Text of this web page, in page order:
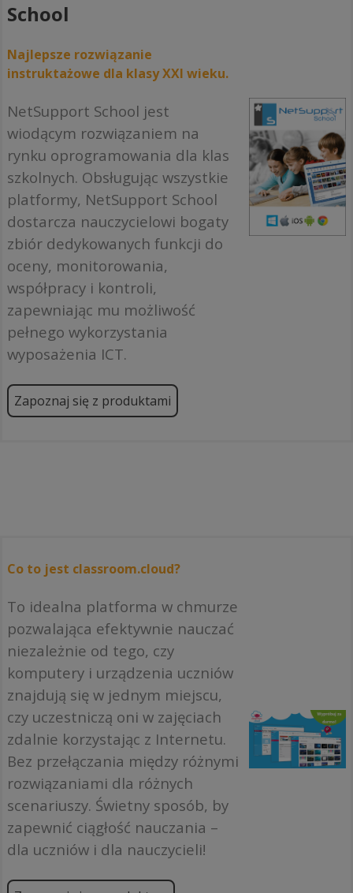
School
Najlepsze rozwiązanie
instruktażowe dla klasy XXI wieku.
NetSupport School jest
wiodącym rozwiązaniem na
rynku oprogramowania dla klas
szkolnych. Obsługując wszystkie
platformy, NetSupport School
dostarcza nauczycielowi bogaty
zbiór dedykowanych funkcji do
oceny, monitorowania,
współpracy i kontroli,
zapewniając mu możliwość
pełnego wykorzystania
wyposażenia ICT.
Zapoznaj się z produktami
Co to jest classroom.cloud?
To idealna platforma w chmurze
pozwalająca efektywnie nauczać
niezależnie od tego, czy
komputery i urządzenia uczniów
znajdują się w jednym miejscu,
czy uczestniczą oni w zajęciach
zdalnie korzystając z Internetu.
Bez przełączania między różnymi
rozwiązaniami dla różnych
scenariuszy. Świetny sposób, by
zapewnić ciągłość nauczania –
dla uczniów i dla nauczycieli!